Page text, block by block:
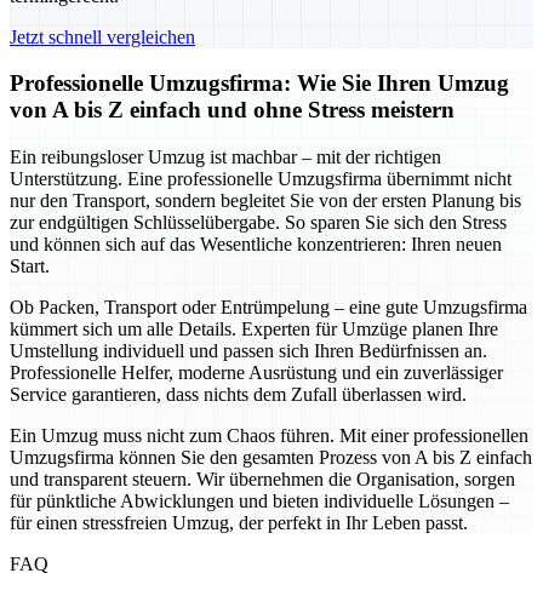
Jetzt schnell vergleichen
Professionelle Umzugsfirma: Wie Sie Ihren Umzug
von A bis Z einfach und ohne Stress meistern
Ein reibungsloser Umzug ist machbar – mit der richtigen
Unterstützung. Eine professionelle Umzugsfirma übernimmt nicht
nur den Transport, sondern begleitet Sie von der ersten Planung bis
zur endgültigen Schlüsselübergabe. So sparen Sie sich den Stress
und können sich auf das Wesentliche konzentrieren: Ihren neuen
Start.
Ob Packen, Transport oder Entrümpelung – eine gute Umzugsfirma
kümmert sich um alle Details. Experten für Umzüge planen Ihre
Umstellung individuell und passen sich Ihren Bedürfnissen an.
Professionelle Helfer, moderne Ausrüstung und ein zuverlässiger
Service garantieren, dass nichts dem Zufall überlassen wird.
Ein Umzug muss nicht zum Chaos führen. Mit einer professionellen
Umzugsfirma können Sie den gesamten Prozess von A bis Z einfach
und transparent steuern. Wir übernehmen die Organisation, sorgen
für pünktliche Abwicklungen und bieten individuelle Lösungen –
für einen stressfreien Umzug, der perfekt in Ihr Leben passt.
FAQ